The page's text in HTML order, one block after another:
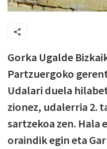
Gorka Ugalde
Partzuergoko
Udalari duela
zionez, udalerria 2.
sartzekoa zen. Hala
oraindik egin eta